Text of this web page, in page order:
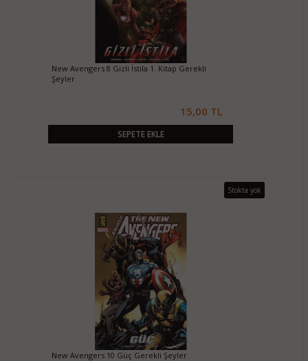
New Avengers 8 Gizli İstila 1. Kitap Gerekli
Şeyler
15,00 TL
SEPETE EKLE
Stokta yok
New Avengers 10 Güç Gerekli Şeyler